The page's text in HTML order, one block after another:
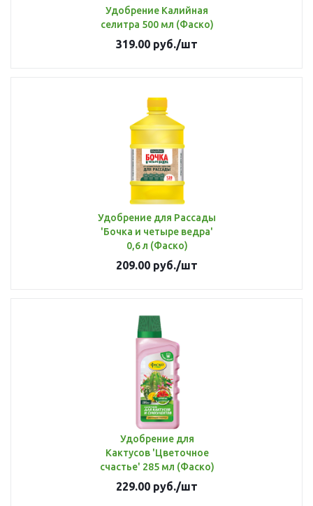
Удобрение Калийная
селитра 500 мл (Фаско)
319.00 руб./шт
Удобрение для Рассады
'Бочка и четыре ведра'
0,6 л (Фаско)
209.00 руб./шт
Удобрение для
Кактусов 'Цветочное
счастье' 285 мл (Фаско)
229.00 руб./шт